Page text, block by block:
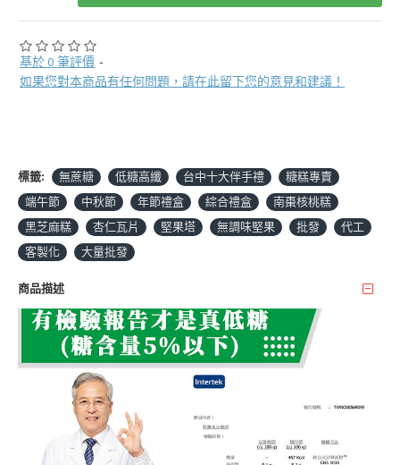
基於 0 筆評價 -
如果您對本商品有任何問題，請在此留下您的意見和建議！
標籤: 無蔗糖 低糖高纖 台中十大伴手禮
糖糕專賣
端午節
中秋節 年節禮盒 綜合禮盒
南棗核桃糕
黑芝麻糕
杏仁瓦片 堅果塔 無調味堅果 批發
代工
客製化
大量批發
商品描述